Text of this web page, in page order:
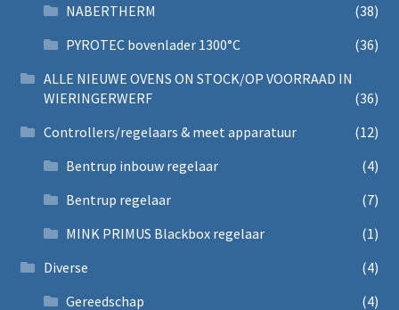
NABERTHERM
(38)
PYROTEC bovenlader 1300°C
(36)
ALLE NIEUWE OVENS ON STOCK/OP VOORRAAD IN
WIERINGERWERF
(36)
Controllers/regelaars & meet apparatuur
(12)
Bentrup inbouw regelaar
(4)
Bentrup regelaar
(7)
MINK PRIMUS Blackbox regelaar
(1)
Diverse
(4)
Gereedschap
(4)